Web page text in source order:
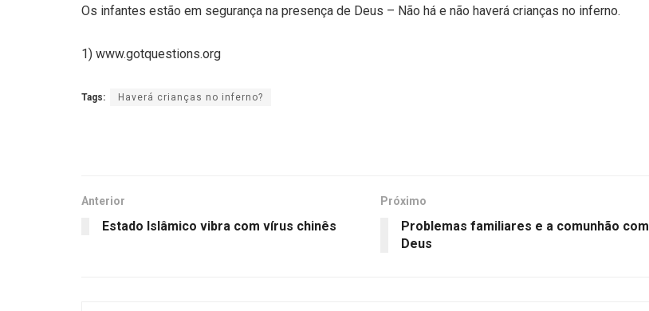
Os infantes estão em segurança na presença de Deus – Não há e não haverá crianças no inferno.
1) www.gotquestions.org
Tags: Haverá crianças no inferno?
Anterior
Estado Islâmico vibra com vírus chinês
Próximo
Problemas familiares e a comunhão com
Deus